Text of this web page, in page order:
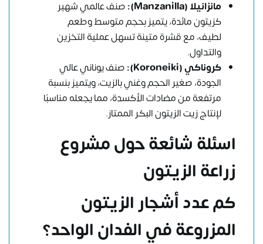
مانزانيلا(Manzanilla)
:صنف عالمي شهير
كزيتون مائدة، يتميز بحجم متوسط وطعم
لطيف، مع قشرة متينة تسهل عملية التخزين
والتداول.
كروناكي(Koroneiki)
:صنف يوناني عالي
الجودة، صغير الحجم وغني بالزيت، ويتميز بنسبة
مرتفعة من مضادات الأكسدة، مما يجعله مناسبًا
لإنتاج زيت الزيتون البكر الممتاز.
اسئلة شائعة حول مشروع
زراعة الزيتون
كم عدد أشجار الزيتون
المزروعة في الفدان الواحد؟